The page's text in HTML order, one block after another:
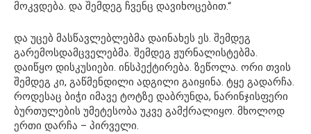
მოკვდება. და შემდეგ ჩვენც დავიხოცებით.“
და უცებ მასწავლებლებმა დაინახეს ეს. შემდეგ
გარემოსდამცველებმა. შემდეგ ჟურნალისტებმა.
დაიწყო დისკუსიები. ინსპექტირება. ზეწოლა. ორი თვის
შემდეგ კი, გაწმენდილი ადგილი გაიყინა. ტყე გადარჩა.
როდესაც ბიჭი იმავე ტოტზე დაბრუნდა, ნარინჯისფერი
ბურთულების უმეტესობა უკვე გამქრალიყო. მხოლოდ
ერთი დარჩა – პირველი.